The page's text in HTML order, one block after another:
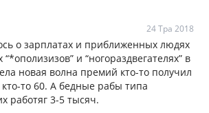
24 Тра 2018
о зарплатах и приближенных людях
и “ногораздвегателях” в
новая волна премий кто-то получил
то 60. А бедные рабы типа
работяг 3-5 тысяч.